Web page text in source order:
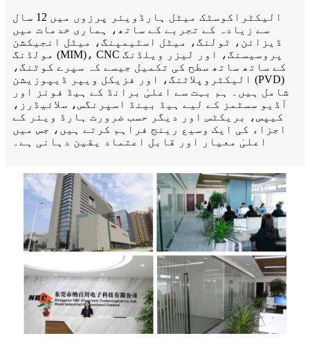
الیکٹراکوسٹک میٹل ہارڈویئر پرزوں میں 12 سال
سے زیادہ کے تجربے کے ساتھ، ہماری خدمات میں
ڈیزائن، ٹولنگ، میٹل اسٹیمپنگ، میٹل انجیکشن
مولڈنگ (MIM)، CNC پروسیسنگ، اور لیزر ویلڈنگ
کے ساتھ ساتھ سطح کی تکمیل جیسے کہ سپرے کوٹنگ،
الیکٹروپلاٹنگ، اور فزیکل ویپر ڈیپوزیشن (PVD)
شامل ہیں۔ ہم بہت سے اعلیٰ برانڈ کے ہیڈ فونز اور
آڈیو سسٹمز کے لیے ہیڈ بینڈ اسپرنگس، سلائیڈرز،
کیپس، بریکٹس اور دیگر حسب ضرورت ہارڈ ویئر کے
اجزاء کی ایک وسیع رینج فراہم کرتے ہیں، جس میں
اعلیٰ معیار اور قابل اعتماد یقین دہانی ہے۔